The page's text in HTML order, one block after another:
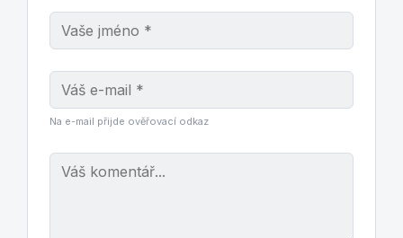
Na e-mail přijde ověřovací odkaz